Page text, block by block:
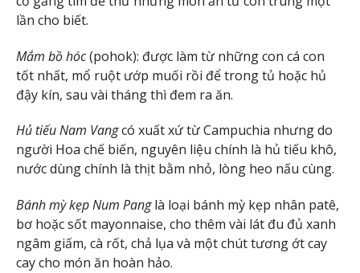
lần cho biết.
Mắm bồ hóc(pohok): được làm từ những con cá con
tốt nhất, mổ ruột ướp muối rồi để trong tủ hoặc hủ
đậy kín, sau vài tháng thì đem ra ăn.
Hủ tiếu Nam Vangcó xuất xứ từ Campuchia nhưng do
người Hoa chế biến, nguyên liệu chính là hủ tiếu khô,
nước dùng chính là thịt bằm nhỏ, lòng heo nấu cùng.
Bánh mỳ kẹp Num Panglà loại bánh mỳ kẹp nhân patê,
bơ hoặc sốt mayonnaise, cho thêm vài lát đu đủ xanh
ngâm giấm, cà rốt, chả lụa và một chút tương ớt cay
cay cho món ăn hoàn hảo.